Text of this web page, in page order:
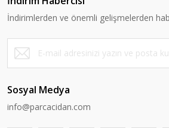
İndirimlerden ve önemli gelişmelerden
Sosyal Medya
info@parcacidan.com